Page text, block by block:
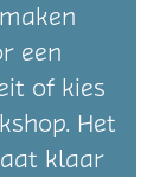
een
of kies
Het
klaar